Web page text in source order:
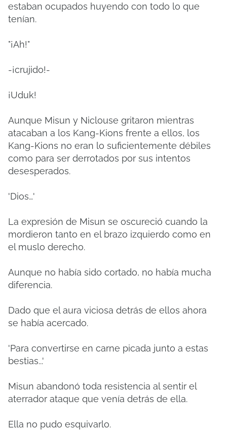
estaban ocupados huyendo con todo lo que
tenían.
"¡Ah!"
-¡crujido!-
¡Uduk!
Aunque Misun y Niclouse gritaron mientras
atacaban a los Kang-Kions frente a ellos, los
Kang-Kions no eran lo suficientemente débiles
como para ser derrotados por sus intentos
desesperados.
'Dios…'
La expresión de Misun se oscureció cuando la
mordieron tanto en el brazo izquierdo como en
el muslo derecho.
Aunque no había sido cortado, no había mucha
diferencia.
Dado que el aura viciosa detrás de ellos ahora
se había acercado.
'Para convertirse en carne picada junto a estas
bestias...'
Misun abandonó toda resistencia al sentir el
aterrador ataque que venía detrás de ella.
Ella no pudo esquivarlo.